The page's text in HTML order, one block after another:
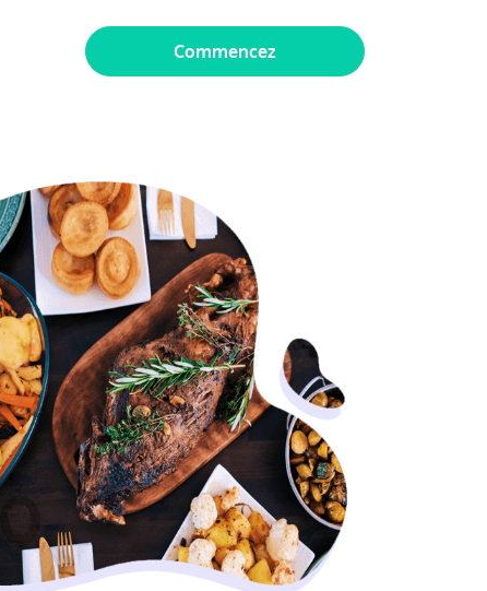
Commencez